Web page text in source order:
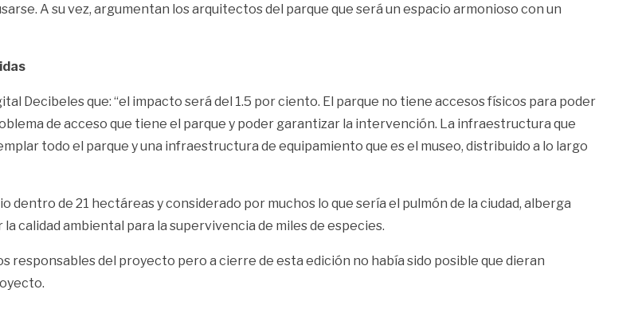
A su vez, argumentan los arquitectos del parque que será un espacio armonioso con un
Decibeles que: “el impacto será del 1.5 por ciento. El parque no tiene accesos físicos para poder
de acceso que tiene el parque y poder garantizar la intervención. La infraestructura que
todo el parque y una infraestructura de equipamiento que es el museo, distribuido a lo largo
de 21 hectáreas y considerado por muchos lo que sería el pulmón de la ciudad, alberga
calidad ambiental para la supervivencia de miles de especies.
responsables del proyecto pero a cierre de esta edición no había sido posible que dieran